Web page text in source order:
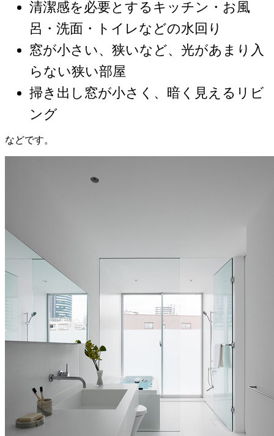
清潔感を必要とするキッチン・お風
呂・洗面・トイレなどの水回り
窓が小さい、狭いなど、光があまり入
らない狭い部屋
掃き出し窓が小さく、暗く見えるリビ
ング
などです。